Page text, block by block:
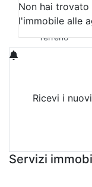
Qualsiasi
Terreno
Terreno
Non hai trovato
l'immobile alle
Ricevi i
Servizi